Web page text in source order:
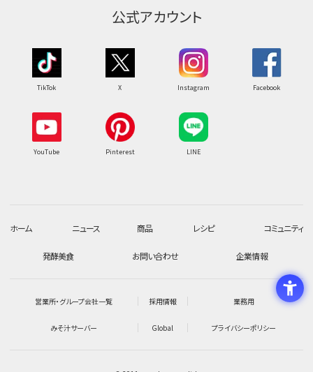
公式アカウント
TikTok X Instagram Facebook
YouTube Pinterest LINE
ホーム ニュース 商品 レシピ コミュニティ
発酵美食 お問い合わせ 企業情報
営業所・グループ会社一覧 採用情報 業務用
みそ汁サーバー Global プライバシーポリシー